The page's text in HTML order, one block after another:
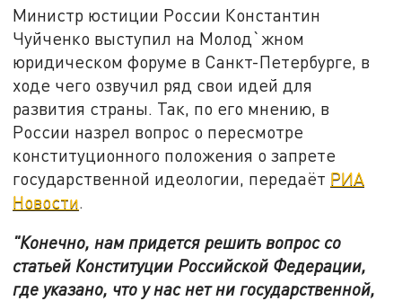
Министр юстиции России Константин
Чуйченко выступил на Молод`жном
юридическом форуме в Санкт-Петербурге, в
ходе чего озвучил ряд свои идей для
развития страны. Так, по его мнению, в
России назрел вопрос о пересмотре
конституционного положения о запрете
государственной идеологии, передаёт РИА
Новости.
"Конечно, нам придется решить вопрос со
статьей Конституции Российской Федерации,
где указано, что у нас нет ни государственной,